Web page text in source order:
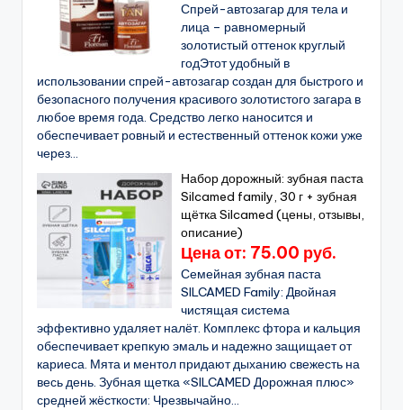
Спрей-автозагар для тела и
лица – равномерный
золотистый оттенок круглый
годЭтот удобный в
использовании спрей-автозагар создан для быстрого и
безопасного получения красивого золотистого загара в
любое время года. Средство легко наносится и
обеспечивает ровный и естественный оттенок кожи уже
через...
Набор дорожный: зубная паста
Silcamed family, 30 г + зубная
щётка Silcamed (цены, отзывы,
описание)
Цена от: 75.00 руб.
Семейная зубная паста
SILCAMED Family: Двойная
чистящая система
эффективно удаляет налёт. Комплекс фтора и кальция
обеспечивает крепкую эмаль и надежно защищает от
кариеса. Мята и ментол придают дыханию свежесть на
весь день. Зубная щетка «SILCAMED Дорожная плюс»
средней жёсткости: Чрезвычайно...